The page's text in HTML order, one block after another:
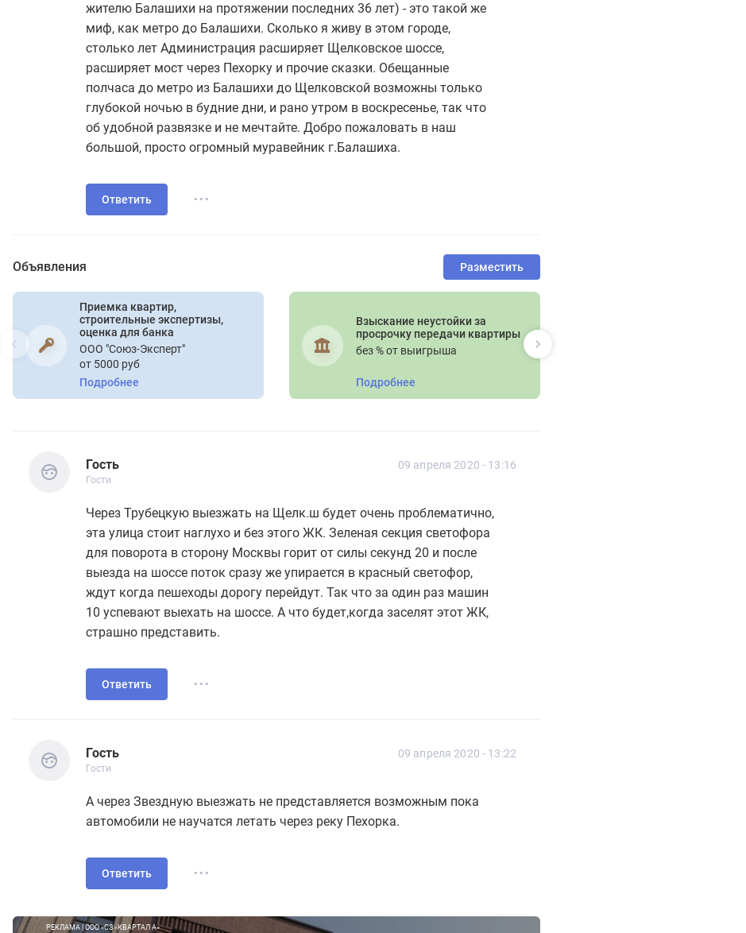
жителю Балашихи на протяжении последних 36 лет) - это такой же
миф, как метро до Балашихи. Сколько я живу в этом городе,
столько лет Администрация расширяет Щелковское шоссе,
расширяет мост через Пехорку и прочие сказки. Обещанные
полчаса до метро из Балашихи до Щелковской возможны только
глубокой ночью в будние дни, и рано утром в воскресенье, так что
об удобной развязке и не мечтайте. Добро пожаловать в наш
большой, просто огромный муравейник г.Балашиха.
Ответить ...
Объявления Разместить
Приемка квартир,
строительные экспертизы,
оценка для банка
ООО "Союз-Эксперт"
от 5000 руб
Подробнее
Взыскание неустойки за
просрочку передачи квартиры
без % от выигрыша
Подробнее
Гость
Гость
Гости
Гости 09 апреля 2020 - 13:16
Через Трубецкую выезжать на Щелк.ш будет очень проблематично,
эта улица стоит наглухо и без этого ЖК. Зеленая секция светофора
для поворота в сторону Москвы горит от силы секунд 20 и после
выезда на шоссе поток сразу же упирается в красный светофор,
ждут когда пешеходы дорогу перейдут. Так что за один раз машин
10 успевают выехать на шоссе. А что будет,когда заселят этот ЖК,
страшно представить.
Ответить ...
Гость
Гость
Гости
Гости 09 апреля 2020 - 13:22
А через Звездную выезжать не представляется возможным пока
автомобили не научатся летать через реку Пехорка.
Ответить ...
РЕКЛАМА | ООО «СЗ «КВАРТАЛ А»